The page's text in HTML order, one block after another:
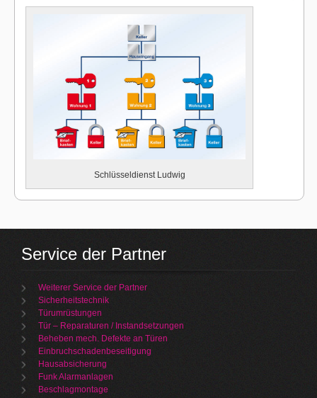
Schlüsseldienst Ludwig
Service der Partner
Weiterer Service der Partner
Sicherheitstechnik
Türumrüstungen
Tür – Reparaturen / Instandsetzungen
Beheben mech. Defekte an Türen
Einbruchschadenbeseitigung
Hausabsicherung
Funk Alarmanlagen
Beschlagmontage